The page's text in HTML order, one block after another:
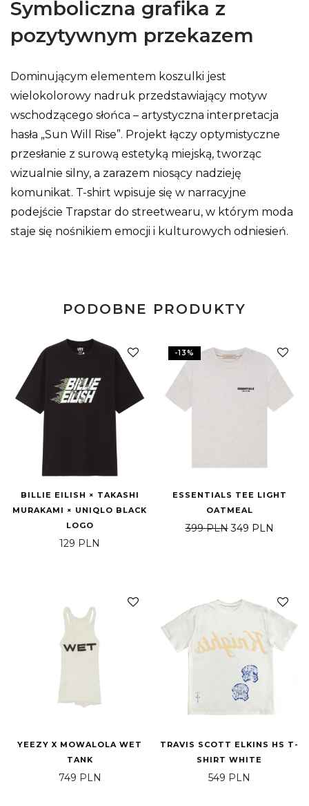
Symboliczna grafika z
pozytywnym przekazem
Dominującym elementem koszulki jest
wielokolorowy nadruk przedstawiający motyw
wschodzącego słońca – artystyczna interpretacja
hasła „Sun Will Rise”. Projekt łączy optymistyczne
przesłanie z surową estetyką miejską, tworząc
wizualnie silny, a zarazem niosący nadzieję
komunikat. T-shirt wpisuje się w narracyjne
podejście Trapstar do streetwearu, w którym moda
staje się nośnikiem emocji i kulturowych odniesień.
PODOBNE PRODUKTY
BILLIE EILISH × TAKASHI
MURAKAMI × UNIQLO BLACK
LOGO
129 PLN
-13%
ESSENTIALS TEE LIGHT
OATMEAL
399PLNPierwotna cena
349 PLN
YEEZY X MOWALOLA WET
TANK
749 PLN
TRAVIS SCOTT ELKINS HS T-
SHIRT WHITE
549 PLN